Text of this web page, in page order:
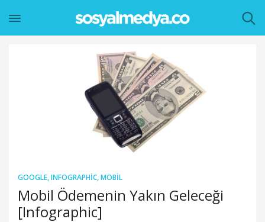
GOOGLE,INFOGRAPHIC,MOBIL
Mobil Ödemenin Yakın Geleceği
[Infographic]